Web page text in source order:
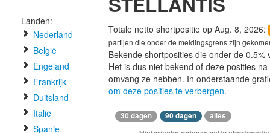
Landen:
Nederland
België
Engeland
Frankrijk
Duitsland
Italië
Spanje
Totale netto shortpositie op Aug. 8, 2026:
partijen die onder de meldingsgrens zijn
Bekende shortposities die onder de
Het is dus niet bekend of deze posities
omvang ze hebben. In onderstaande
om deze posities te verbergen.
30 dagen 90 dagen alles